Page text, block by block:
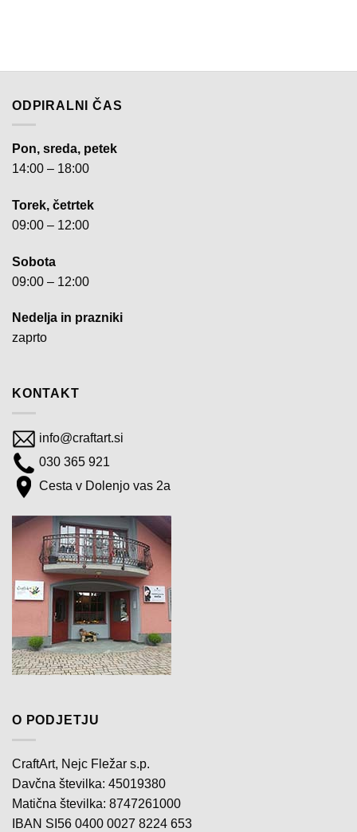
ODPIRALNI ČAS
Pon, sreda, petek
14:00 – 18:00
Torek, četrtek
09:00 – 12:00
Sobota
09:00 – 12:00
Nedelja in prazniki
zaprto
KONTAKT
info@craftart.si
030 365 921
Cesta v Dolenjo vas 2a
O PODJETJU
CraftArt, Nejc Fležar s.p.
Davčna številka: 45019380
Matična številka: 8747261000
IBAN SI56 0400 0027 8224 653